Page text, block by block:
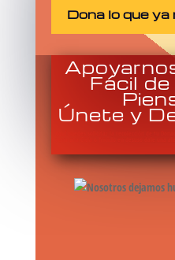
Dona lo que ya
Fácil
Únete y
Aquí puedes solicitar la recolección de tu